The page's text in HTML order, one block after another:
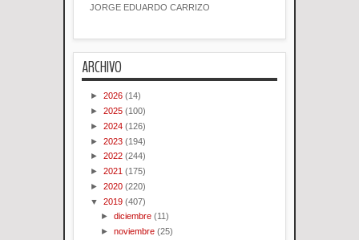
JORGE EDUARDO CARRIZO
ARCHIVO
► 2026 (14)
► 2025 (100)
► 2024 (126)
► 2023 (194)
► 2022 (244)
► 2021 (175)
► 2020 (220)
▼ 2019 (407)
►diciembre (11)
►noviembre (25)